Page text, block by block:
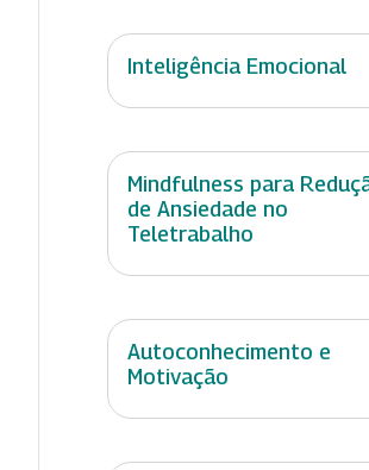
Inteligência Emocional
Mindfulness para
de Ansiedade no
Teletrabalho
Autoconhecimento e
Motivação